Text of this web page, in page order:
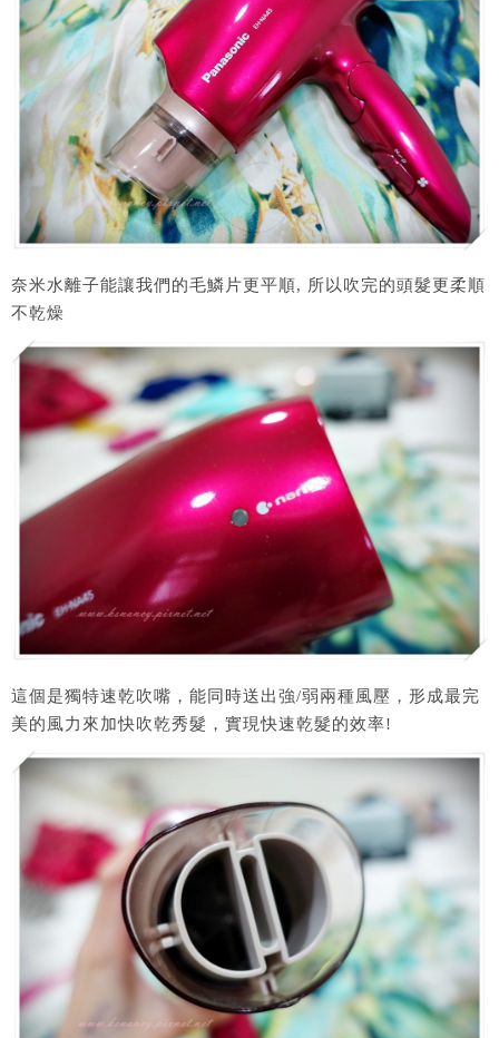
奈米水離子能讓我們的毛鱗片更平順, 所以吹完的頭髮更柔順
不乾燥
這個是獨特速乾吹嘴，能同時送出強/弱兩種風壓，形成最完
美的風力來加快吹乾秀髮，實現快速乾髮的效率!